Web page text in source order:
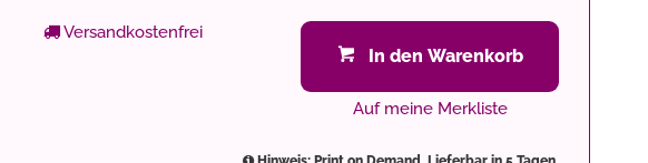
Versandkostenfrei
In den Warenkorb
Auf meine Merkliste